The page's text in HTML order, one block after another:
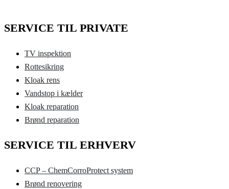
SERVICE TIL PRIVATE
TV inspektion
Rottesikring
Kloak rens
Vandstop i kælder
Kloak reparation
Brønd reparation
SERVICE TIL ERHVERV
CCP – ChemCorroProtect system
Brønd renovering